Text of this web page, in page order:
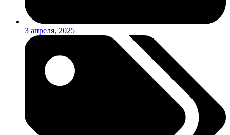
3 апреля, 2025